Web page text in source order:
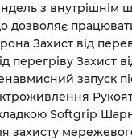
з внутрішнім
дозволяє
Захист від
перегріву Захист
запуск
Softgrip
захисту